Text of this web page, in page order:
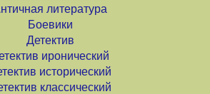
литература
Боевики
Детектив
иронический
исторический
классический